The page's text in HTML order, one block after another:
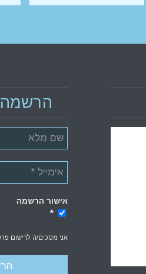
הרשמה
אישור הרשמה
*
אני מסכים/ה לרישום